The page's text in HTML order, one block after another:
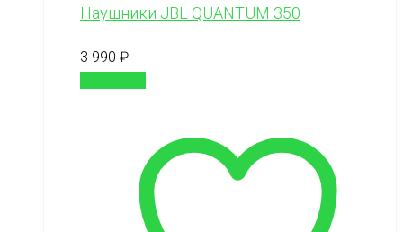
Наушники JBL QUANTUM 350
3 990 ₽